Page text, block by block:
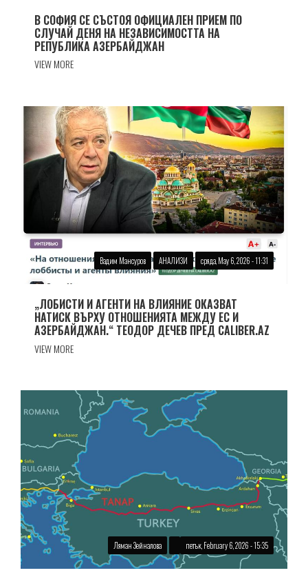
В СОФИЯ СЕ СЪСТОЯ ОФИЦИАЛЕН ПРИЕМ ПО
СЛУЧАЙ ДЕНЯ НА НЕЗАВИСИМОСТТА НА
РЕПУБЛИКА АЗЕРБАЙДЖАН
VIEW MORE
Вадим Мансуров АНАЛИЗИ сряда, May 6, 2026 - 11:31
„ЛОБИСТИ И АГЕНТИ НА ВЛИЯНИЕ ОКАЗВАТ
НАТИСК ВЪРХУ ОТНОШЕНИЯТА МЕЖДУ ЕС И
АЗЕРБАЙДЖАН.“ ТЕОДОР ДЕЧЕВ ПРЕД CALIBER.AZ
VIEW MORE
Ляман Зейналова петък, February 6, 2026 - 15:35